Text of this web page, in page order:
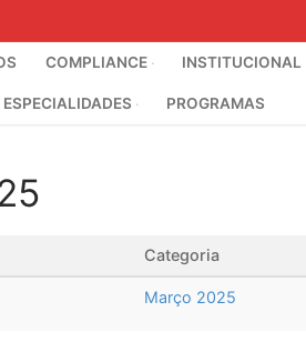
COMPLIANCE INSTITUCIONAL
ESPECIALIDADES PROGRAMAS
Categoria
Março 2025